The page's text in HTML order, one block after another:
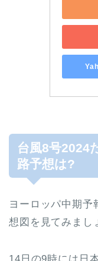
台風8号2024
路予想は?
ヨーロッパ中期予
想図を見てみまし